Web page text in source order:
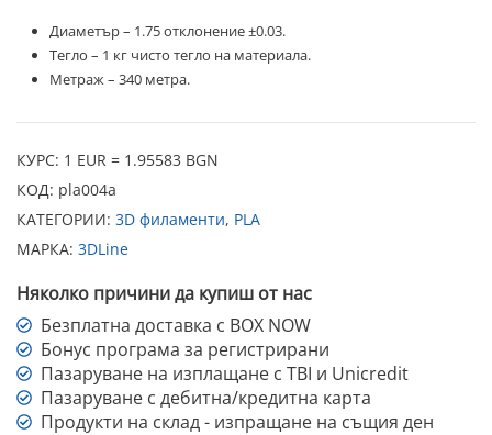
Диаметър – 1.75 отклонение ±0.03.
Тегло – 1 кг чисто тегло на материала.
Метраж – 340 метра.
КУРС: 1 EUR = 1.95583 BGN
КОД: pla004a
КАТЕГОРИИ: 3D филаменти, PLA
МАРКА: 3DLine
Няколко причини да купиш от нас
Безплатна доставка с BOX NOW
Бонус програма за регистрирани
Пазаруване на изплащане с TBI и Unicredit
Пазаруване с дебитна/кредитна карта
Продукти на склад - изпращане на същия ден